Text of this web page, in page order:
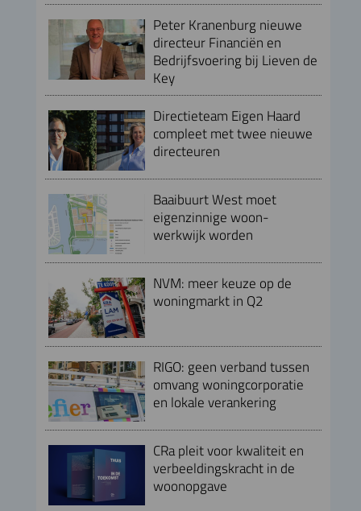
Peter Kranenburg nieuwe
directeur Financiën en
Bedrijfsvoering bij Lieven de
Key
Directieteam Eigen Haard
compleet met twee nieuwe
directeuren
Baaibuurt West moet
eigenzinnige woon-
werkwijk worden
NVM: meer keuze op de
woningmarkt in Q2
RIGO: geen verband tussen
omvang woningcorporatie
en lokale verankering
CRa pleit voor kwaliteit en
verbeeldingskracht in de
woonopgave